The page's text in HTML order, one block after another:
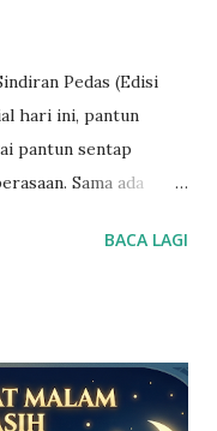
Pedas (Edisi
hari ini, pantun
pantun sentap
Sama ada
yang berbisa tetap
kasar dan tidak
melampau.
BACA LAGI